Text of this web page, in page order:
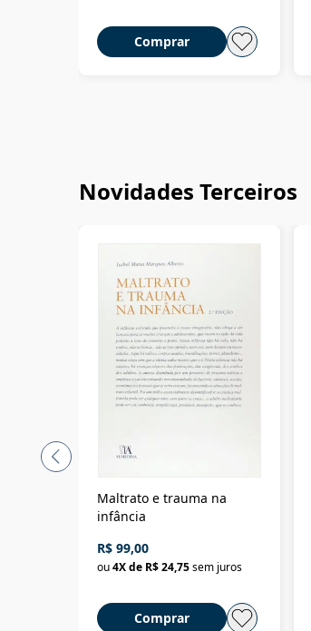
Comprar
Novidades Terceiros
Maltrato e trauma na
infância
R$ 99,00
ou4X de R$ 24,75sem juros
Comprar